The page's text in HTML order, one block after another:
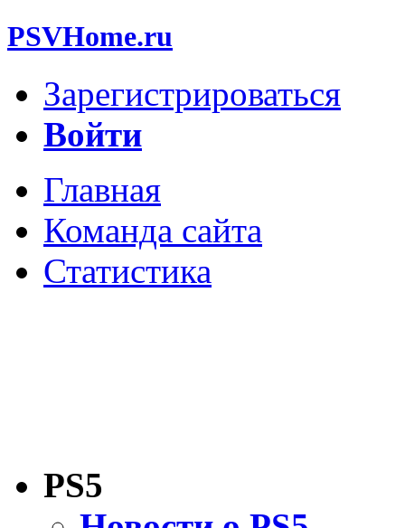
PSVHome.ru
Зарегистрироваться
Войти
Главная
Команда сайта
Статистика
PS5